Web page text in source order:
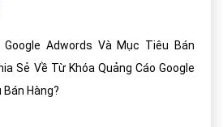
Google Adwords Và Mục Tiêu Bán
Sẻ Về Từ Khóa Quảng Cáo Google
Hàng?